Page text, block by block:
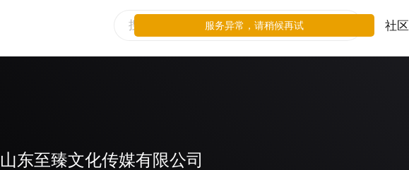
社区
山东至臻文化传媒有限公司
服务异常，请稍候再试